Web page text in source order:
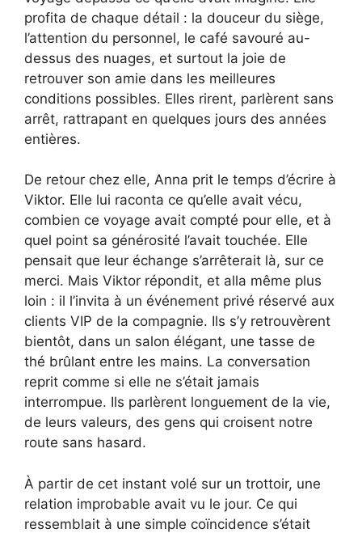
profita de chaque détail : la douceur du siège,
l’attention du personnel, le café savouré au-
dessus des nuages, et surtout la joie de
retrouver son amie dans les meilleures
conditions possibles. Elles rirent, parlèrent sans
arrêt, rattrapant en quelques jours des années
entières.
De retour chez elle, Anna prit le temps d’écrire à
Viktor. Elle lui raconta ce qu’elle avait vécu,
combien ce voyage avait compté pour elle, et à
quel point sa générosité l’avait touchée. Elle
pensait que leur échange s’arrêterait là, sur ce
merci. Mais Viktor répondit, et alla même plus
loin : il l’invita à un événement privé réservé aux
clients VIP de la compagnie. Ils s’y retrouvèrent
bientôt, dans un salon élégant, une tasse de
thé brûlant entre les mains. La conversation
reprit comme si elle ne s’était jamais
interrompue. Ils parlèrent longuement de la vie,
de leurs valeurs, des gens qui croisent notre
route sans hasard.
À partir de cet instant volé sur un trottoir, une
relation improbable avait vu le jour. Ce qui
ressemblait à une simple coïncidence s’était